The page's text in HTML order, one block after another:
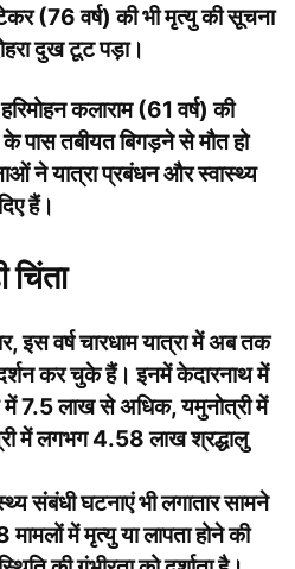
(76 वर्ष) की भी मृत्यु की सूचना
दुख टूट पड़ा।
कलाराम (61 वर्ष) की
के पास तबीयत बिगड़ने से मौत हो
ने यात्रा प्रबंधन और स्वास्थ्य
हैं।
चिंता
वर्ष चारधाम यात्रा में अब तक
कर चुके हैं। इनमें केदारनाथ में
में 7.5 लाख से अधिक, यमुनोत्री में
में लगभग 4.58 लाख श्रद्धालु
संबंधी घटनाएं भी लगातार सामने
में मृत्यु या लापता होने की